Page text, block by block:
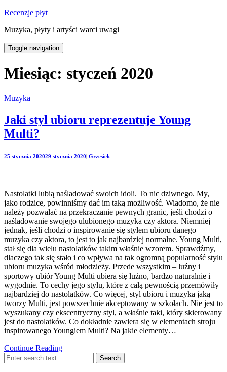
Recenzje płyt
Muzyka, płyty i artyści warci uwagi
Toggle navigation
Miesiąc: styczeń 2020
Muzyka
Jaki styl ubioru reprezentuje Young
Multi?
25 stycznia 202029 stycznia 2020| Grzesiek
Nastolatki lubią naśladować swoich idoli. To nic dziwnego. My,
jako rodzice, powinniśmy dać im taką możliwość. Wiadomo, że nie
należy pozwalać na przekraczanie pewnych granic, jeśli chodzi o
naśladowanie swojego ulubionego muzyka czy aktora. Niemniej
jednak, jeśli chodzi o inspirowanie się stylem ubioru danego
muzyka czy aktora, to jest to jak najbardziej normalne. Young Multi,
stał się dla wielu nastolatków takim właśnie wzorem. Sprawdźmy,
dlaczego tak się stało i co wpływa na tak ogromną popularność stylu
ubioru muzyka wśród młodzieży. Przede wszystkim – luźny i
sportowy ubiór Young Multi ubiera się luźno, bardzo naturalnie i
wygodnie. To cechy jego stylu, które z całą pewnością przemówiły
najbardziej do nastolatków. Co więcej, styl ubioru i muzyka jaką
tworzy Multi, jest powszechnie akceptowany w szkołach. Nie jest to
wyszukany czy ekscentryczny styl, a właśnie taki, który skierowany
jest do nastolatków. Co dokładnie zawiera się w elementach stroju
inspirowanego Youngiem Multi? Na jakie elementy…
Continue Reading